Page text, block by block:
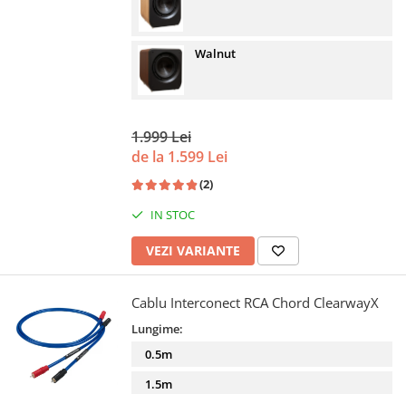
Walnut
1.999 Lei
de la 1.599 Lei
(2)
IN STOC
VEZI VARIANTE
Cablu Interconect RCA Chord ClearwayX
Lungime:
0.5m
1.5m